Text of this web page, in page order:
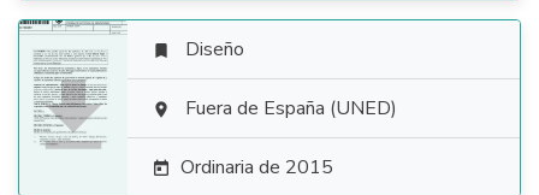

 Diseño
 Fuera de España (UNED)
 Ordinaria de 2015